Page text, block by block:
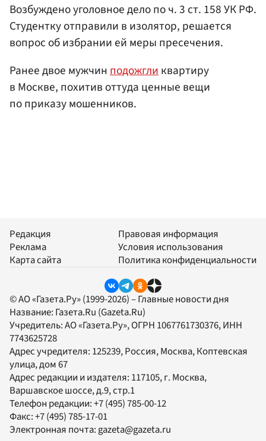
Возбуждено уголовное дело по ч. 3 ст. 158 УК РФ.
Студентку отправили в изолятор, решается
вопрос об избрании ей меры пресечения.
Ранее двое мужчинподожгликвартиру
в Москве, похитив оттуда ценные вещи
по приказу мошенников.
Редакция
Реклама
Карта сайта
Правовая информация
Условия использования
Политика конфиденциальности
© АО «Газета.Ру» (1999-2026) – Главные новости дня
Название: Газета.Ru (Gazeta.Ru)
Учредитель:АО «Газета.Ру», ОГРН 1067761730376, ИНН
7743625728
Адрес учредителя: 125239, Россия, Москва, Коптевская
улица, дом 67
Адрес редакции и издателя: 117105, г. Москва,
Варшавское шоссе, д.9, стр.1
Телефон редакции:+7 (495) 785-00-12
Факс:+7 (495) 785-17-01
Электронная почта:gazeta@gazeta.ru